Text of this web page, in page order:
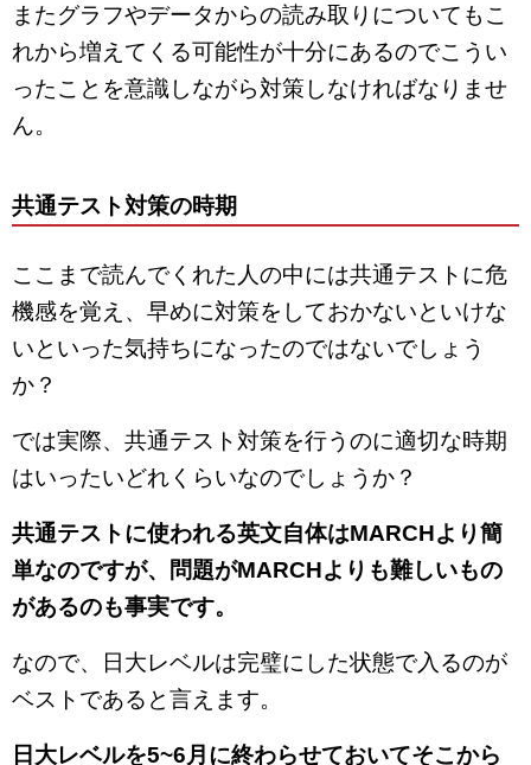
またグラフやデータからの読み取りについてもこ
れから増えてくる可能性が十分にあるのでこうい
ったことを意識しながら対策しなければなりませ
ん。
共通テスト対策の時期
ここまで読んでくれた人の中には共通テストに危
機感を覚え、早めに対策をしておかないといけな
いといった気持ちになったのではないでしょう
か？
では実際、共通テスト対策を行うのに適切な時期
はいったいどれくらいなのでしょうか？
共通テストに使われる英文自体はMARCHより簡
単なのですが、問題がMARCHよりも難しいもの
があるのも事実です。
なので、日大レベルは完璧にした状態で入るのが
ベストであると言えます。
日大レベルを5~6月に終わらせておいてそこから